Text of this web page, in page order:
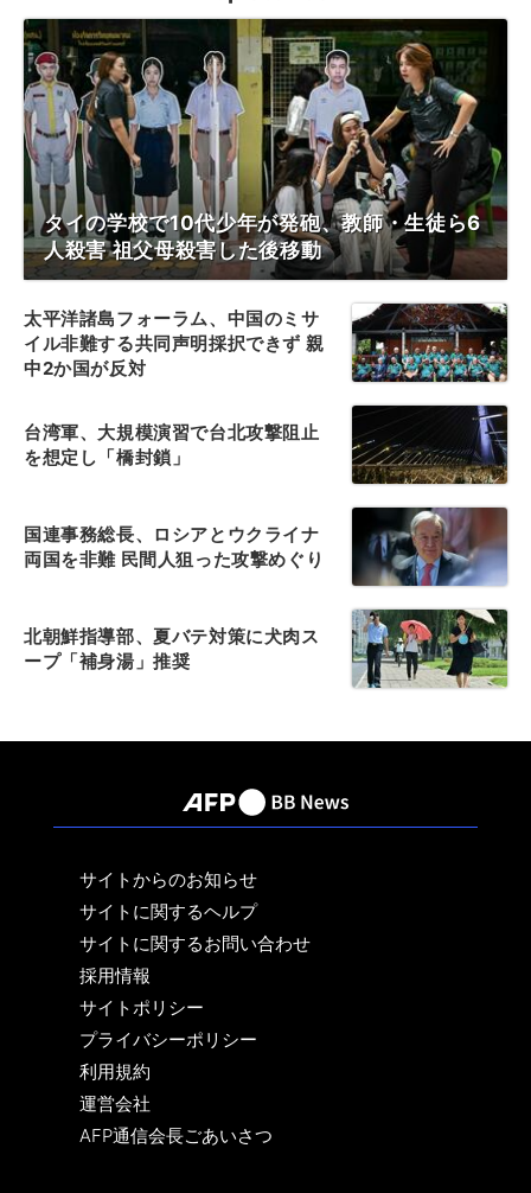
タイの学校で10代少年が発砲、教師・生徒ら6
人殺害 祖父母殺害した後移動
太平洋諸島フォーラム、中国のミサ
イル非難する共同声明採択できず 親
中2か国が反対
台湾軍、大規模演習で台北攻撃阻止
を想定し「橋封鎖」
国連事務総長、ロシアとウクライナ
両国を非難 民間人狙った攻撃めぐり
北朝鮮指導部、夏バテ対策に犬肉ス
ープ「補身湯」推奨
サイトからのお知らせ
サイトに関するヘルプ
サイトに関するお問い合わせ
採用情報
サイトポリシー
プライバシーポリシー
利用規約
運営会社
AFP通信会長ごあいさつ